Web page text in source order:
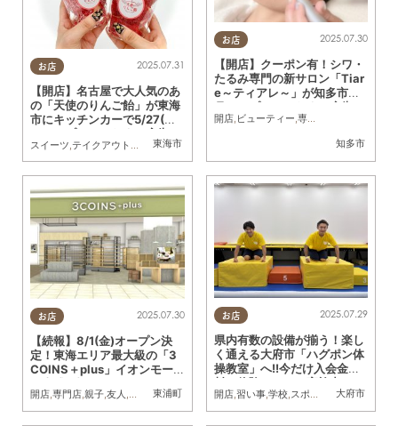
お店
東海市
2025.07.31
【開店】名古屋で大人気のあ
の「天使のりんご飴」が東海
市にキッチンカーで5/27(火)
にオープン／ちたまる広告
スイーツ テイクアウト キッチンカー
お店
知多市
2025.07.30
【開店】クーポン有！シワ・
たるみ専門の新サロン「Tiar
e～ティアレ～」が知多市に5
月オープン／ちたまる広告
開店, ビューティー 専門店
お店
東浦町
2025.07.30
【続報】8/1(金)オープン決
定！東海エリア最大級の「3
COINS＋plus」イオンモー
開店,専門店,親子,友人 ,ワンコイン
お店
大府市
2025.07.29
県内有数の設備が揃う！楽し
く通える大府市「ハグポン体
操教室」へ!!今だけ入会金無
料＆体験レッスン実施中／ち
たまる広告
開店, 習い事, 学校, スポーツ